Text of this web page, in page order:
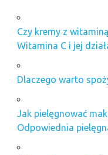
Czy kremy z
Witamina C i jej
Dlaczego warto
Jak pielęgnować
Odpowiednia